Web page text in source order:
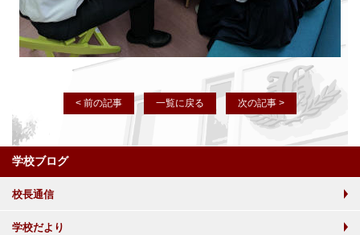
< 前の記事 一覧に戻る 次の記事 >
学校ブログ
校長通信
学校だより